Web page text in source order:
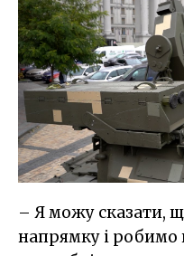
– Я можу сказати,
напрямку і робимо